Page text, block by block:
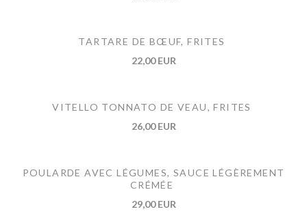
TARTARE DE BŒUF, FRITES
22,00 EUR
VITELLO TONNATO DE VEAU, FRITES
26,00 EUR
POULARDE AVEC LÉGUMES, SAUCE LÉGÈREMENT
CRÉMÉE
29,00 EUR